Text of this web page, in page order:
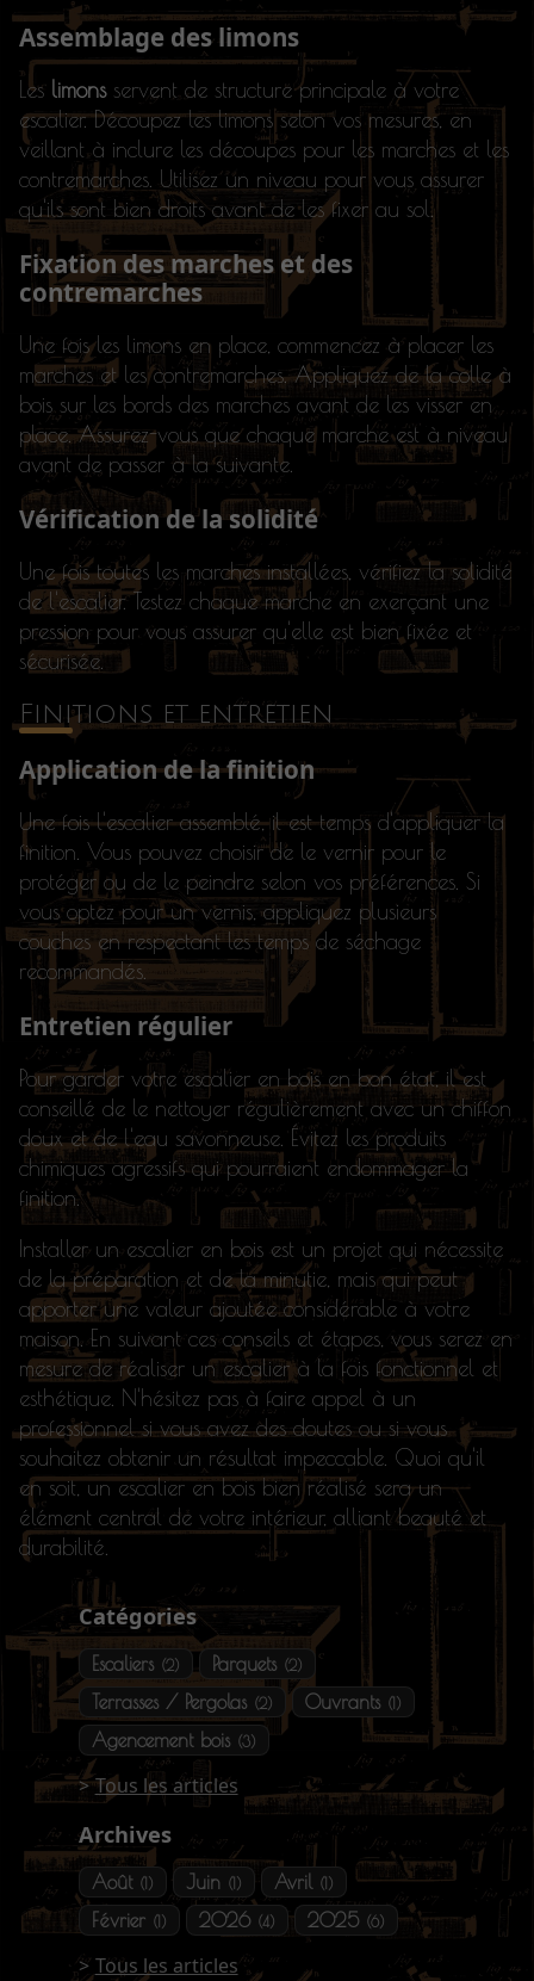
Catégories
Escaliers (2) Parquets (2)
Terrasses / Pergolas (2) Ouvrants (1)
Agencement bois (3)
Tous les articles
Archives
Août (1) Juin (1) Avril (1)
Février (1) 2026 (4) 2025 (6)
Tous les articles
Assemblage des limons
Les limonsservent de structure principale à votre
escalier. Découpez les limons selon vos mesures, en
veillant à inclure les découpes pour les marches et les
contremarches. Utilisez un niveau pour vous assurer
qu'ils sont bien droits avant de les fixer au sol.
Fixation des marches et des
contremarches
Une fois les limons en place, commencez à placer les
marches et les contremarches. Appliquez de la colle à
bois sur les bords des marches avant de les visser en
place. Assurez-vous que chaque marche est à niveau
avant de passer à la suivante.
Vérification de la solidité
Une fois toutes les marches installées, vérifiez la solidité
de l'escalier. Testez chaque marche en exerçant une
pression pour vous assurer qu'elle est bien fixée et
sécurisée.
Finitions et entretien
Application de la finition
Une fois l'escalier assemblé, il est temps d'appliquer la
finition. Vous pouvez choisir de le vernir pour le
protéger ou de le peindre selon vos préférences. Si
vous optez pour un vernis, appliquez plusieurs
couches en respectant les temps de séchage
recommandés.
Entretien régulier
Pour garder votre escalier en bois en bon état, il est
conseillé de le nettoyer régulièrement avec un chiffon
doux et de l'eau savonneuse. Évitez les produits
chimiques agressifs qui pourraient endommager la
finition.
Installer un escalier en bois est un projet qui nécessite
de la préparation et de la minutie, mais qui peut
apporter une valeur ajoutée considérable à votre
maison. En suivant ces conseils et étapes, vous serez en
mesure de réaliser un escalier à la fois fonctionnel et
esthétique. N'hésitez pas à faire appel à un
professionnel si vous avez des doutes ou si vous
souhaitez obtenir un résultat impeccable. Quoi qu'il
en soit, un escalier en bois bien réalisé sera un
élément central de votre intérieur, alliant beauté et
durabilité.